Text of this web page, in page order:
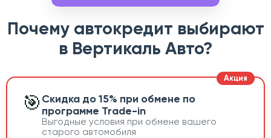
Почему автокредит выбирают
в Вертикаль Авто?
🎯 Скидка до 15% при обмене по
программе Trade-in
Выгодные условия при обмене вашего
старого автомобиля